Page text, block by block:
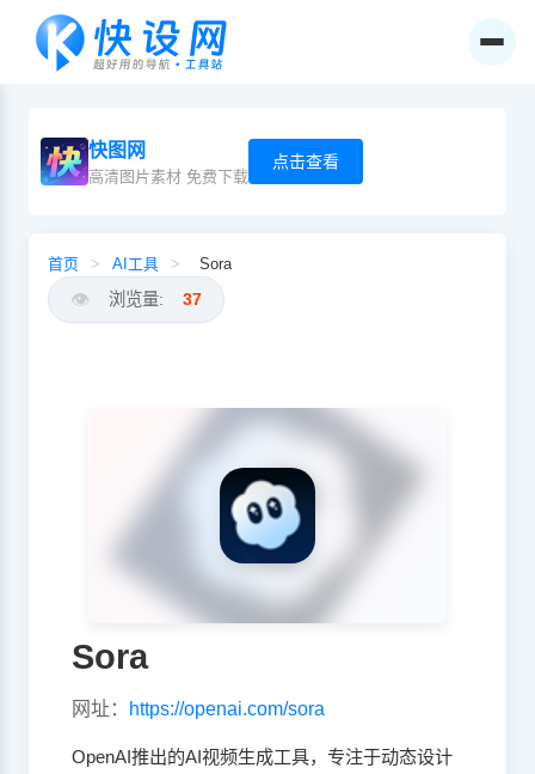
快图网
高清图片素材 免费下载
点击查看
首页 > AI工具 > Sora
👁️ 浏览量: 37
Sora
网址： https://openai.com/sora
OpenAI推出的AI视频生成工具，专注于动态设计